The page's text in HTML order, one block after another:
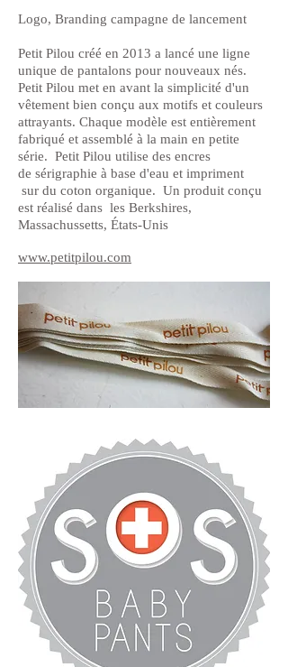
Logo, Branding campagne de lancement
Petit Pilou créé en 2013 a lancé une ligne
unique de pantalons pour nouveaux nés.
Petit Pilou met en avant la simplicité d'un
vêtement bien conçu aux motifs et couleurs
attrayants. Chaque modèle est entièrement
fabriqué et assemblé à la main en petite
série. Petit Pilou utilise des encres
de sérigraphie à base d'eau et impriment
sur du coton organique. Un produit conçu
est réalisé dans les Berkshires,
Massachussetts, États-Unis
www.petitpilou.com